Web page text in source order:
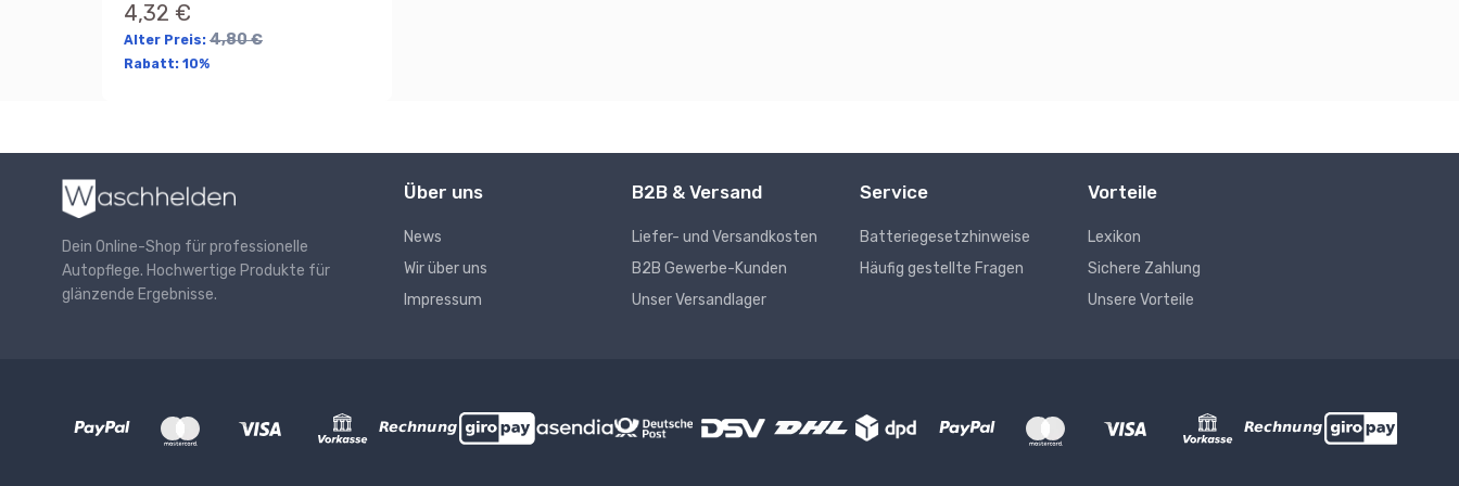
4,32 €
Alter Preis: 4,80 €
Rabatt: 10%
Dein Online-Shop für professionelle
Autopflege. Hochwertige Produkte für
glänzende Ergebnisse.
Über uns
News
Wir über uns
Impressum
B2B & Versand
Liefer- und Versandkosten
B2B Gewerbe-Kunden
Unser Versandlager
Service
Batteriegesetzhinweise
Häufig gestellte Fragen
Vorteile
Lexikon
Sichere Zahlung
Unsere Vorteile